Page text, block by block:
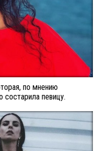
по мнению
состарила певицу.